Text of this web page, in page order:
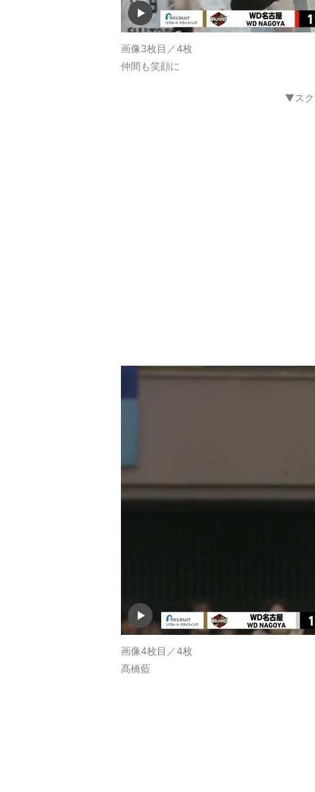
画像3枚目／4枚
仲間も笑顔に
▼スク
画像4枚目／4枚
髙橋藍